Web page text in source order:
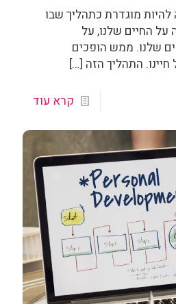
מוגדרת כתהליך שבו
על החיים שלנו, על
שלנו. ממש הופכים
התהליך הזה […]
קרא עוד